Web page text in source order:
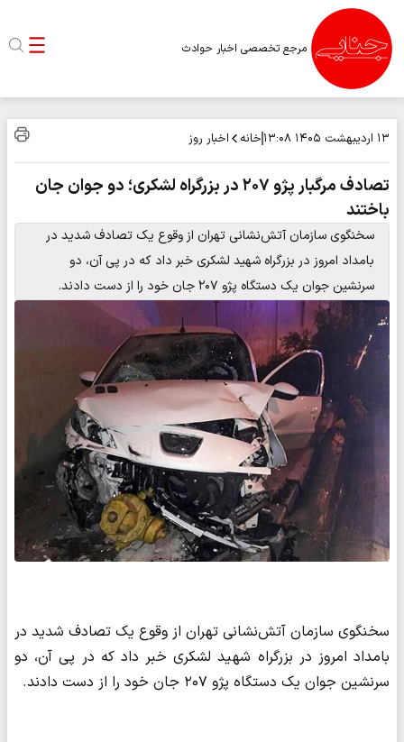
مرجع تخصصی اخبار حوادث
۱۳ اردیبهشت ۱۴۰۵ ۱۳:۰۸ خانه اخبار روز
تصادف مرگبار پژو ۲۰۷ در بزرگراه لشکری؛ دو جوان جان
باختند
سخنگوی سازمان آتش‌نشانی تهران از وقوع یک تصادف شدید در
بامداد امروز در بزرگراه شهید لشکری خبر داد که در پی آن، دو
سرنشین جوان یک دستگاه پژو ۲۰۷ جان خود را از دست دادند.
سخنگوی سازمان آتش‌نشانی تهران از وقوع یک تصادف شدید در
بامداد امروز در بزرگراه شهید لشکری خبر داد که در پی آن، دو
سرنشین جوان یک دستگاه پژو ۲۰۷ جان خود را از دست دادند.